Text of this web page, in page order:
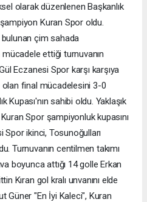
olarak düzenlenen Başkanlık
Kuran Spor oldu.
çim sahada
ettiği turnuvanın
Eczanesi Spor karşı karşıya
final mücadelesini 3-0
Kupası'nın sahibi oldu. Yaklaşık
Spor şampiyonluk kupasını
Spor ikinci, Tosunoğulları
Turnuvanın centilmen takımı
boyunca attığı 14 golle Erkan
Kıran gol kralı unvanını elde
Güner "En İyi Kaleci", Kuran